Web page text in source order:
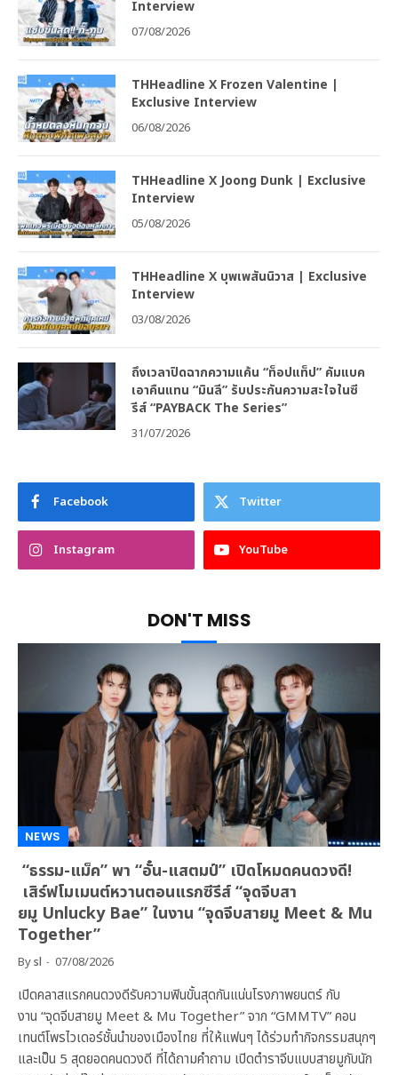
Interview
07/08/2026
THHeadline X Frozen Valentine |
Exclusive Interview
06/08/2026
THHeadline X Joong Dunk | Exclusive
Interview
05/08/2026
THHeadline X บุพเพสันนิวาส | Exclusive
Interview
03/08/2026
ถึงเวลาปิดฉากความแค้น “ท็อปแท็ป” คัมแบค
เอาคืนแทน “มินลี” รับประกันความสะใจในซี
รีส์ “PAYBACK The Series”
31/07/2026
Facebook Twitter
Instagram YouTube
DON'T MISS
NEWS
“ธรรม-แม็ค” พา “อั๋น-แสตมป์” เปิดโหมดคนดวงดี!
เสิร์ฟโมเมนต์หวานตอนแรกซีรีส์ “จุดจีบสา
ยมู Unlucky Bae” ในงาน “จุดจีบสายมู Meet & Mu
Together”
Bysl 07/08/2026
เปิดคลาสแรกคนดวงดีรับความฟินขั้นสุดกันแน่นโรงภาพยนตร์ กับ
งาน “จุดจีบสายมู Meet & Mu Together” จาก “GMMTV” คอน
เทนต์โพรไวเดอร์ชั้นนำของเมืองไทย ที่ให้แฟนๆ ได้ร่วมทำกิจกรรมสนุกๆ
และเป็น 5 สุดยอดคนดวงดี ที่ได้ถามคำถาม เปิดตำราจีบแบบสายมูกับนัก